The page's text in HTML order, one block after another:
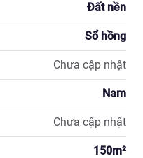
Đất nền
Sổ hồng
Chưa cập nhật
Nam
Chưa cập nhật
150m²